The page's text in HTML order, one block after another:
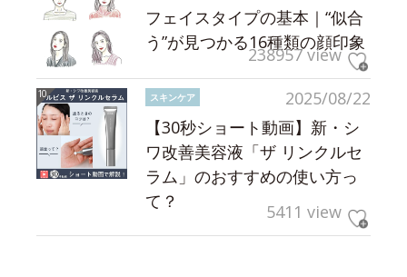
フェイスタイプの基本｜“似合
う”が見つかる16種類の顔印象
238957 view
2025/08/22
スキンケア
【30秒ショート動画】新・シ
ワ改善美容液「ザ リンクルセ
ラム」のおすすめの使い方っ
て？
5411 view